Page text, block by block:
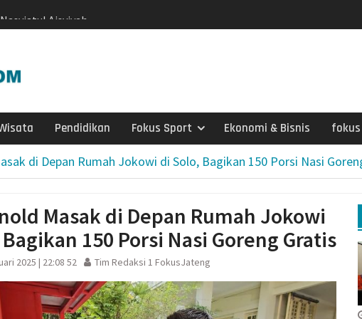
Aisyiyah
Literasi Anak
Bermain,
99 Program CSR
Setengah Karung
Golkar Sragen
Bahlil Lahadalia
Yatim
untuk Madrasah,
Pendidikan Fokus Sport Ekonomi & Bisnis
di Depan Rumah Jokowi di Solo, Bagikan 150 Porsi Nasi
Masak di Depan Rumah Jokowi
150 Porsi Nasi Goreng Gratis
2025 | 22:08 52 Tim Redaksi 1 FokusJateng